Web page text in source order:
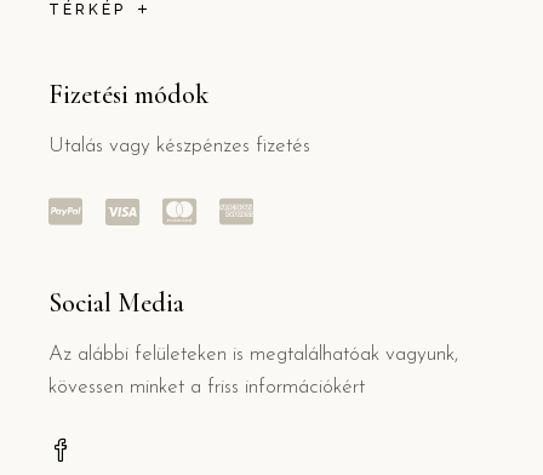
TÉRKÉP
Fizetési módok
Utalás vagy készpénzes fizetés
Social Media
Az alábbi felületeken is megtalálhatóak vagyunk,
kövessen minket a friss információkért